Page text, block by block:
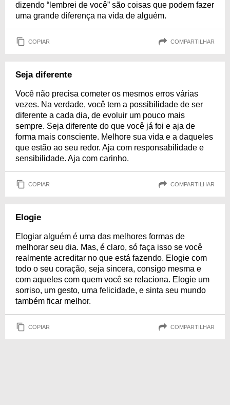
dizendo “lembrei de você” são coisas que podem fazer
uma grande diferença na vida de alguém.
COPIAR COMPARTILHAR
Seja diferente
Você não precisa cometer os mesmos erros várias
vezes. Na verdade, você tem a possibilidade de ser
diferente a cada dia, de evoluir um pouco mais
sempre. Seja diferente do que você já foi e aja de
forma mais consciente. Melhore sua vida e a daqueles
que estão ao seu redor. Aja com responsabilidade e
sensibilidade. Aja com carinho.
COPIAR COMPARTILHAR
Elogie
Elogiar alguém é uma das melhores formas de
melhorar seu dia. Mas, é claro, só faça isso se você
realmente acreditar no que está fazendo. Elogie com
todo o seu coração, seja sincera, consigo mesma e
com aqueles com quem você se relaciona. Elogie um
sorriso, um gesto, uma felicidade, e sinta seu mundo
também ficar melhor.
COPIAR COMPARTILHAR